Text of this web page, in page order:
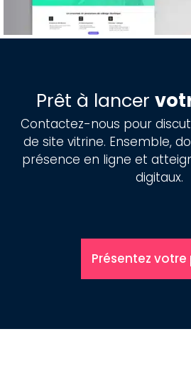
Prêt à lancer
Contactez-nous pour
de site vitrine. Ensemble,
présence en ligne et
digitaux.
Présentez